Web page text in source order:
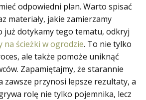
odpowiedni plan. Warto spisać
materiały, jakie zamierzamy
już dotykamy tego tematu, odkryj
na ścieżki w ogrodzie. To nie tylko
ale także pomoże uniknąć
Zapamiętajmy, że starannie
zawsze przynosi lepsze rezultaty, a
rolę nie tylko pojemnika, lecz